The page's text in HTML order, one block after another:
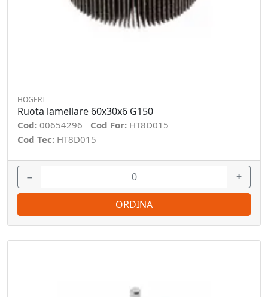
HOGERT
Ruota lamellare 60x30x6 G150
Cod: 00654296 Cod For: HT8D015
Cod Tec: HT8D015
− +
ORDINA